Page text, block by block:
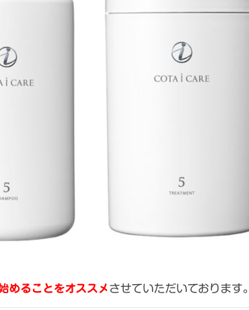
めることをオススメさせていただいております。